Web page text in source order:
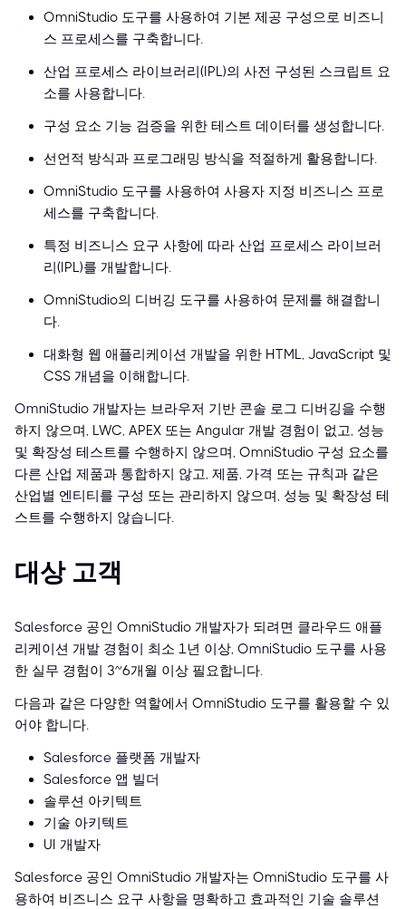
OmniStudio 도구를 사용하여 기본 제공 구성으로 비즈니
스 프로세스를 구축합니다.
산업 프로세스 라이브러리(IPL)의 사전 구성된 스크립트 요
소를 사용합니다.
구성 요소 기능 검증을 위한 테스트 데이터를 생성합니다.
선언적 방식과 프로그래밍 방식을 적절하게 활용합니다.
OmniStudio 도구를 사용하여 사용자 지정 비즈니스 프로
세스를 구축합니다.
특정 비즈니스 요구 사항에 따라 산업 프로세스 라이브러
리(IPL)를 개발합니다.
OmniStudio의 디버깅 도구를 사용하여 문제를 해결합니
다.
대화형 웹 애플리케이션 개발을 위한 HTML, JavaScript 및
CSS 개념을 이해합니다.
OmniStudio 개발자는 브라우저 기반 콘솔 로그 디버깅을 수행
하지 않으며, LWC, APEX 또는 Angular 개발 경험이 없고, 성능
및 확장성 테스트를 수행하지 않으며, OmniStudio 구성 요소를
다른 산업 제품과 통합하지 않고, 제품, 가격 또는 규칙과 같은
산업별 엔티티를 구성 또는 관리하지 않으며, 성능 및 확장성 테
스트를 수행하지 않습니다.
대상 고객
Salesforce 공인 OmniStudio 개발자가 되려면 클라우드 애플
리케이션 개발 경험이 최소 1년 이상, OmniStudio 도구를 사용
한 실무 경험이 3~6개월 이상 필요합니다.
다음과 같은 다양한 역할에서 OmniStudio 도구를 활용할 수 있
어야 합니다.
Salesforce 플랫폼 개발자
Salesforce 앱 빌더
솔루션 아키텍트
기술 아키텍트
UI 개발자
Salesforce 공인 OmniStudio 개발자는 OmniStudio 도구를 사
용하여 비즈니스 요구 사항을 명확하고 효과적인 기술 솔루션